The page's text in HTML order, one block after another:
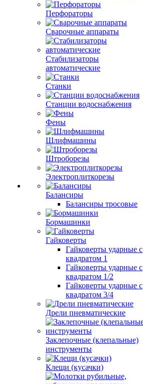
Перфораторы
Сварочные аппараты
Стабилизаторы
автоматические
Станки
Станции водоснабжения
Фены
Шлифмашины
Штроборезы
Электроплиткорезы
Балансиры
Балансиры тросовые
Бормашинки
Гайковерты
Гайковерты ударные с
квадратом 1
Гайковерты ударные с
квадратом 1/2
Гайковерты ударные с
квадратом 3/4
Дрели пневматические
Заклепочные (клепальные)
инструменты
Клещи (кусачки)